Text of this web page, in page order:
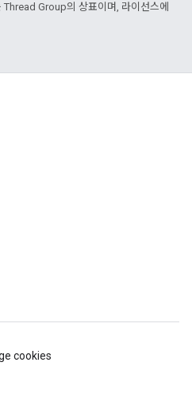
Thread Group의 상표이며, 라이선스에
cookies